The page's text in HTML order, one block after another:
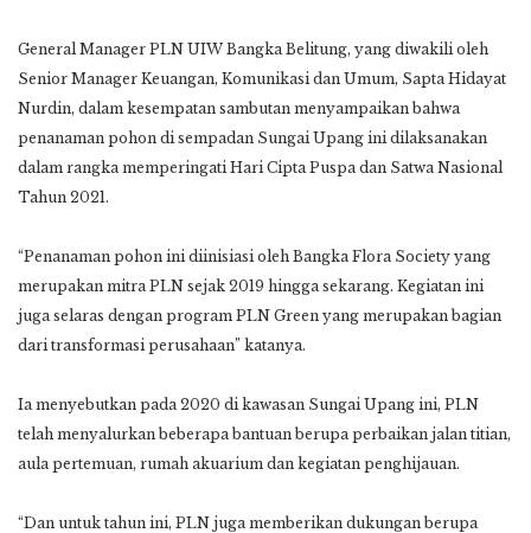
General Manager PLN UIW Bangka Belitung, yang diwakili oleh
Senior Manager Keuangan, Komunikasi dan Umum, Sapta Hidayat
Nurdin, dalam kesempatan sambutan menyampaikan bahwa
penanaman pohon di sempadan Sungai Upang ini dilaksanakan
dalam rangka memperingati Hari Cipta Puspa dan Satwa Nasional
Tahun 2021.
“Penanaman pohon ini diinisiasi oleh Bangka Flora Society yang
merupakan mitra PLN sejak 2019 hingga sekarang. Kegiatan ini
juga selaras dengan program PLN Green yang merupakan bagian
dari transformasi perusahaan” katanya.
Ia menyebutkan pada 2020 di kawasan Sungai Upang ini, PLN
telah menyalurkan beberapa bantuan berupa perbaikan jalan titian,
aula pertemuan, rumah akuarium dan kegiatan penghijauan.
“Dan untuk tahun ini, PLN juga memberikan dukungan berupa